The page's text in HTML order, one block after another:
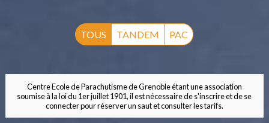
TOUS TANDEM PAC
Centre Ecole de Parachutisme de Grenoble étant une association
soumise à la loi du 1er juillet 1901, il est nécessaire de s'inscrire et de se
connecter pour réserver un saut et consulter les tarifs.